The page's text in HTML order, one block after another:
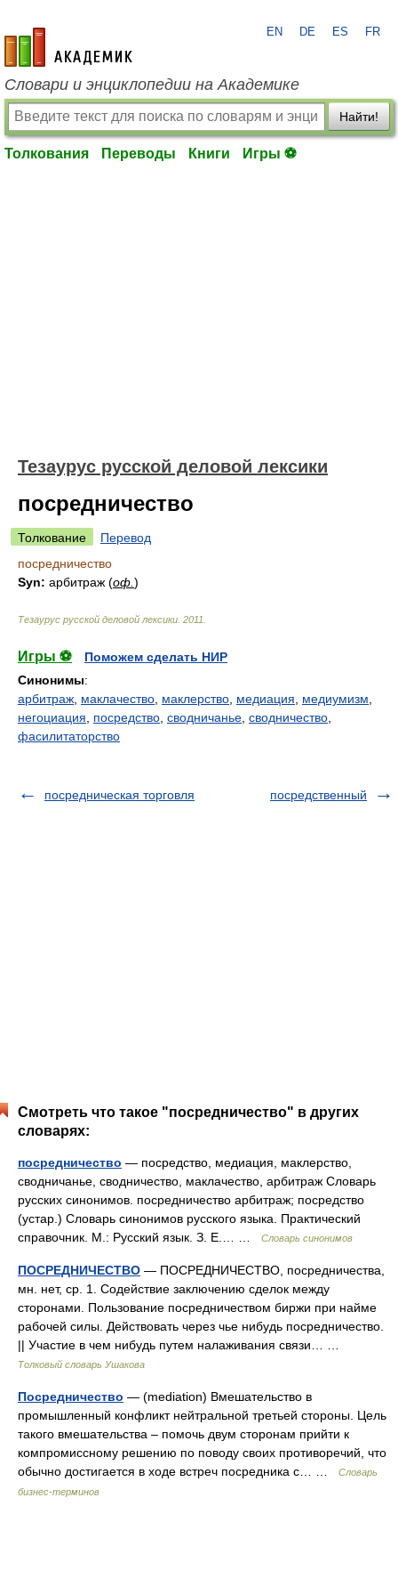
academic.ru
EN DE ES FR
Словари и энциклопедии на Академике
Найти!
Толкования Переводы Книги Игры ⚽
Тезаурус русской деловой лексики
посредничество
Толкование
Перевод
посредничество
Syn: арбитраж (оф. )
Тезаурус русской деловой лексики 2011
Игры ⚽
Поможем сделать НИР
Синонимы:
арбитраж маклачество маклерство медиация медиумизм
негоциация
посредство сводничанье сводничество
фасилитаторство
посредническая торговля посредственный
Смотреть что такое "посредничество" в других
словарях:
посредничество — посредство, медиация, маклерство,
сводничанье, сводничество, маклачество, арбитраж Словарь
русских синонимов. посредничество арбитраж; посредство
(устар.) Словарь синонимов русского языка. Практический
справочник. М.: Русский язык. З. Е.… …
Словарь синонимов
ПОСРЕДНИЧЕСТВО — ПОСРЕДНИЧЕСТВО, посредничества,
мн. нет, ср. 1. Содействие заключению сделок между
сторонами. Пользование посредничеством биржи при найме
рабочей силы. Действовать через чье нибудь посредничество.
|| Участие в чем нибудь путем налаживания связи… …
Толковый словарь Ушакова
Посредничество — (mediation) Вмешательство в
промышленный конфликт нейтральной третьей стороны. Цель
такого вмешательства – помочь двум сторонам прийти к
компромиссному решению по поводу своих противоречий, что
обычно достигается в ходе встреч посредника с… …
Словарь
бизнес-терминов